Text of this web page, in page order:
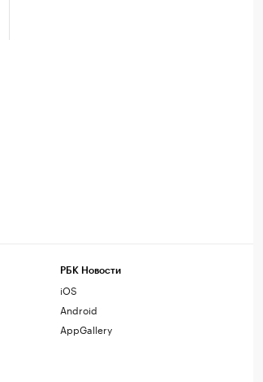
РБК Новости
iOS
Android
AppGallery